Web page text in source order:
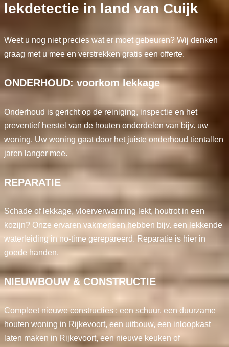
lekdetectie in land van Cuijk
Weet u nog niet precies wat er moet gebeuren? Wij denken
graag met u mee en verstrekken gratis een offerte.
ONDERHOUD: voorkom lekkage
Onderhoud is gericht op de reiniging, inspectie en het
preventief herstel van de houten onderdelen van bijv. uw
woning. Uw woning gaat door het juiste onderhoud tientallen
jaren langer mee.
REPARATIE
Schade of lekkage, vloerverwarming lekt, houtrot in een
kozijn? Onze ervaren vakmensen hebben bijv. een lekkende
waterleiding in no-time gerepareerd. Reparatie is hier in
goede handen.
NIEUWBOUW & CONSTRUCTIE
Compleet nieuwe constructies : een schuur, een duurzame
houten woning in Rijkevoort, een uitbouw, een inloopkast
laten maken in Rijkevoort, een nieuwe keuken of